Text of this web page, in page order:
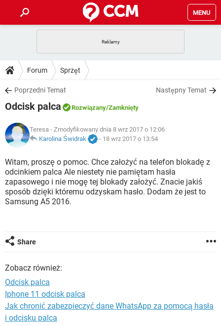
MENU
GRY
SPOTIFY
INSTAGRAM FACEBOOK
WINDOWS 10
PORADY
PlayStation
INSTAGRAM FACEBOOK
WINDOWS 10
DO POBRANIA
ANDROID TIKTOK
GRY
IOS NETFLIX
INSTAGRAM FACEBOOK
WINDOWS 10
COVID-19 TIKTOK
GRY
SPOTIFY NETFLIX
INSTAGRAM FACEBOOK
WINDOWS 10
ARTYKUŁY
COVID-19 TIKTOK
GRY WHATSAPP
SPOTIFY NETFLIX
INSTAGRAM
Forum Sprzęt
Poprzedni Temat Następny Temat
Odcisk palca Rozwiązany/Zamknięty
Teresa - Zmodyfikowany dnia 8 wrz 2017 o 12:06
Karolina Świdrak
- 18 wrz 2017 o 13:54
Witam, proszę o pomoc. Chce założyć na telefon blokadę z
odcinkiem palca Ale niestety nie pamiętam hasła
zapasowego i nie mogę tej blokady założyć. Znacie jakiś
sposób dzięki któremu odzyskam hasło. Dodam że jest to
Samsung A5 2016.
Share
Zobacz również:
Odcisk palca
Iphone 11 odcisk palca
Jak chronić zabezpieczyć dane WhatsApp za pomocą hasła
i odcisku palca